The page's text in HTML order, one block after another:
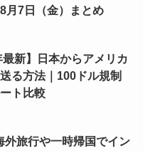
8月7日（金）まとめ
最新】日本からアメリカ
る方法｜100ドル規制
ト比較
外旅行や一時帰国でイン